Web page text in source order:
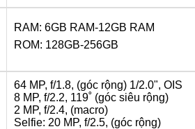
RAM: 6GB RAM-12GB RAM
ROM: 128GB-256GB
64 MP, f/1.8, (góc rộng) 1/2.0", OIS
8 MP, f/2.2, 119˚ (góc siêu rộng)
2 MP, f/2.4, (macro)
Selfie: 20 MP, f/2.5, (góc rộng)